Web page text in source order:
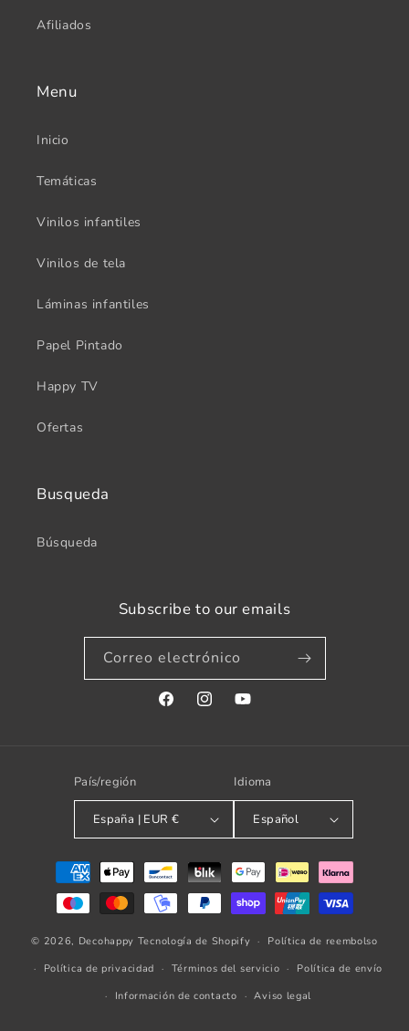
Afiliados
Menu
Inicio
Temáticas
Vinilos infantiles
Vinilos de tela
Láminas infantiles
Papel Pintado
Happy TV
Ofertas
Busqueda
Búsqueda
Subscribe to our emails
Correo electrónico
FacebookInstagramYouTube
País/región
España | EUR €
Idioma
Español
Formas
pago
© 2026, Decohappy Tecnología de Shopify
Política de reembolso
Política de privacidad
Términos del servicio
Política de envío
Información de contacto
Aviso legal